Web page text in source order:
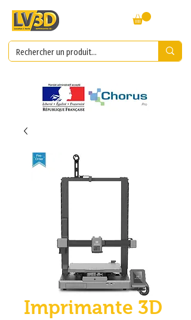
Imprimante 3D